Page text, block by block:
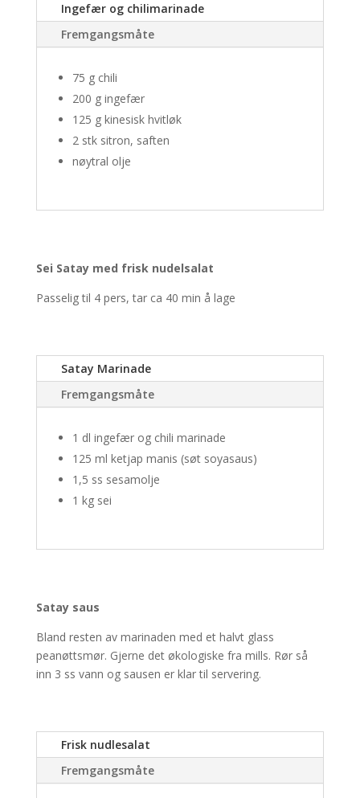
Ingefær og chilimarinade
Fremgangsmåte
75 g chili
200 g ingefær
125 g kinesisk hvitløk
2 stk sitron, saften
nøytral olje
Sei Satay med frisk nudelsalat
Passelig til 4 pers, tar ca 40 min å lage
Satay Marinade
Fremgangsmåte
1 dl ingefær og chili marinade
125 ml ketjap manis (søt soyasaus)
1,5 ss sesamolje
1 kg sei
Satay saus
Bland resten av marinaden med et halvt glass
peanøttsmør. Gjerne det økologiske fra mills. Rør så
inn 3 ss vann og sausen er klar til servering.
Frisk nudlesalat
Fremgangsmåte